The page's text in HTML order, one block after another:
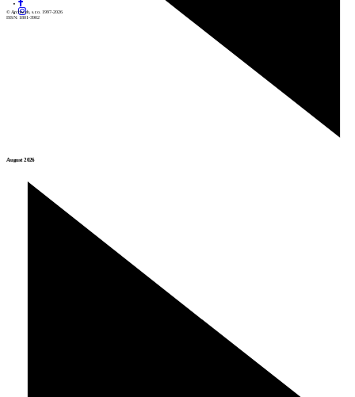
August 2026
© Archiweb, s.r.o. 1997-2026
ISSN: 1801-3902